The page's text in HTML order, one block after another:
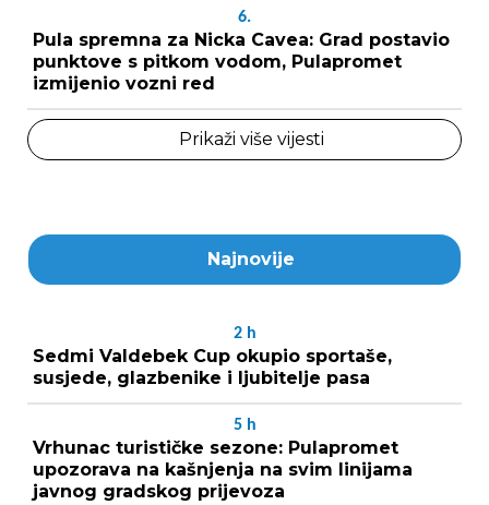
6.
Pula spremna za Nicka Cavea: Grad postavio
punktove s pitkom vodom, Pulapromet
izmijenio vozni red
Prikaži više vijesti
Najnovije
2 h
Sedmi Valdebek Cup okupio sportaše,
susjede, glazbenike i ljubitelje pasa
5 h
Vrhunac turističke sezone: Pulapromet
upozorava na kašnjenja na svim linijama
javnog gradskog prijevoza